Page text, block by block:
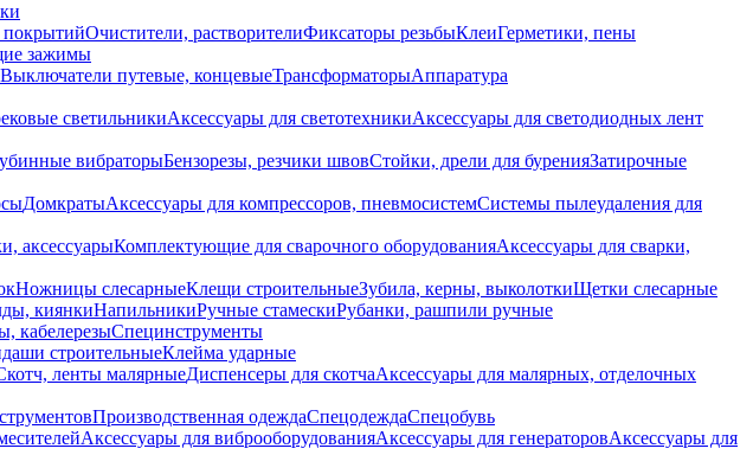
Очистители, растворителиФиксаторы резьбыКлеиГерметики, пены
зажимы
Выключатели путевые, концевыеТрансформаторыАппаратура
светильникиАксессуары для светотехникиАксессуары для светодиодных лент
вибраторыБензорезы, резчики швовСтойки, дрели для буренияЗатирочные
ДомкратыАксессуары для компрессоров, пневмосистемСистемы пылеудаления для
аксессуарыКомплектующие для сварочного оборудованияАксессуары для сварки,
Ножницы слесарныеКлещи строительныеЗубила, керны, выколоткиЩетки слесарные
киянкиНапильникиРучные стамескиРубанки, рашпили ручные
кабелерезыСпецинструменты
строительныеКлейма ударные
ленты малярныеДиспенсеры для скотчаАксессуары для малярных, отделочных
Производственная одеждаСпецодеждаСпецобувь
Аксессуары для виброоборудованияАксессуары для генераторовАксессуары для